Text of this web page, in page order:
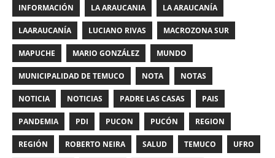
INFORMACIÓN LA ARAUCANIA LA ARAUCANÍA
LAARAUCANÍA LUCIANO RIVAS MACROZONA SUR
MAPUCHE MARIO GONZÁLEZ MUNDO
MUNICIPALIDAD DE TEMUCO NOTA NOTAS
NOTICIA NOTICIAS PADRE LAS CASAS PAIS
PANDEMIA PDI PUCON PUCÓN REGION
REGIÓN ROBERTO NEIRA SALUD TEMUCO UFRO